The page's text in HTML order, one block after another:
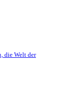
die Welt der